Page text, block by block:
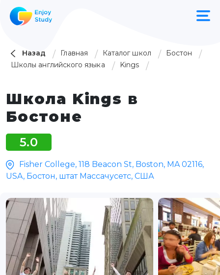
Назад Главная Каталог школ
Бостон
Школы английского языка
Kings
Школа Kings в
Бостоне
5.0
Fisher College, 118 Beacon St, Boston, MA 02116,
USA, Бостон, штат Массачусетс, США